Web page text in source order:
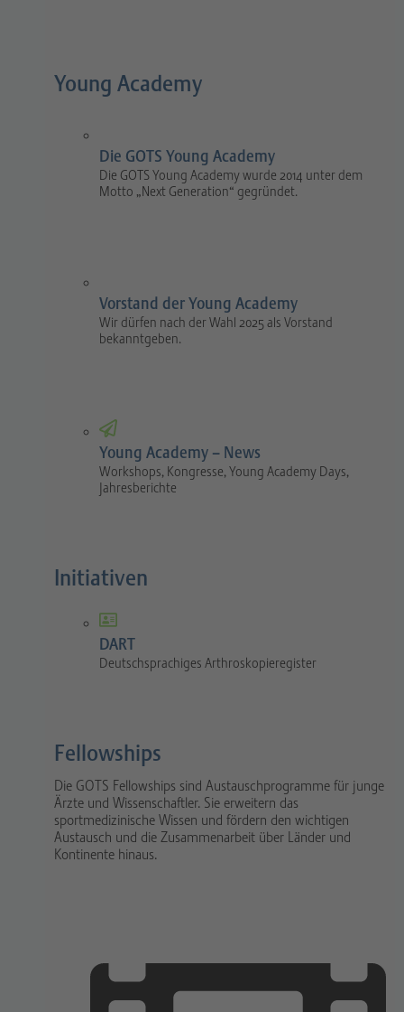
Young Academy
Die GOTS Young Academy
Die GOTS Young Academy wurde 2014 unter dem
Motto „Next Generation“ gegründet.
Vorstand der Young Academy
Wir dürfen nach der Wahl 2025 als Vorstand
bekanntgeben.
Young Academy – News
Workshops, Kongresse, Young Academy Days,
Jahresberichte
Initiativen
DART
Deutschsprachiges Arthroskopieregister
Fellowships
Die GOTS Fellowships sind Austauschprogramme für junge
Ärzte und Wissenschaftler. Sie erweitern das
sportmedizinische Wissen und fördern den wichtigen
Austausch und die Zusammenarbeit über Länder und
Kontinente hinaus.